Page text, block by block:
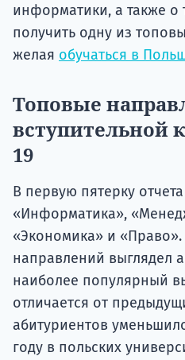
информатики, а также о
получить одну из
желая обучаться в
Топовые
вступительной
19
В первую пятерку
«Информатика»,
«Экономика» и
направлений выглядел
наиболее популярный
отличается от
абитуриентов
году в польских